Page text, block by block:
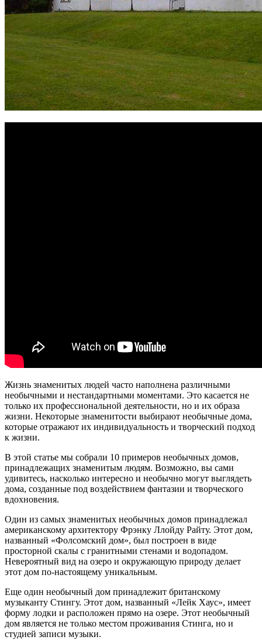
Жизнь знаменитых людей часто наполнена различными
необычными и нестандартными моментами. Это касается не
только их профессиональной деятельности, но и их образа
жизни. Некоторые знаменитости выбирают необычные дома,
которые отражают их индивидуальность и творческий подход
к жизни.
В этой статье мы собрали 10 примеров необычных домов,
принадлежащих знаменитым людям. Возможно, вы сами
удивитесь, насколько интересно и необычно могут выглядеть
дома, созданные под воздействием фантазии и творческого
вдохновения.
Один из самых знаменитых необычных домов принадлежал
американскому архитектору Фрэнку Ллойду Райту. Этот дом,
названный «Фолсомский дом», был построен в виде
просторной скалы с гранитными стенами и водопадом.
Невероятный вид на озеро и окружающую природу делает
этот дом по-настоящему уникальным.
Еще один необычный дом принадлежит британскому
музыканту Стингу. Этот дом, названный «Лейк Хаус», имеет
форму лодки и расположен прямо на озере. Этот необычный
дом является не только местом проживания Стинга, но и
студией записи музыки.